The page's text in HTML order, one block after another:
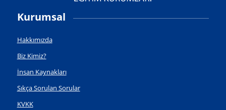
Kurumsal
Hakkımızda
Biz Kimiz?
İnsan Kaynakları
Sıkça Sorulan Sorular
KVKK